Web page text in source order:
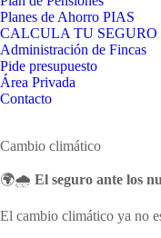
Planes de Ahorro PIAS
CALCULA TU SEGURO
Administración de Fincas
Pide presupuesto
Área Privada
Contacto
Cambio climático
🌍🌧️ El seguro ante los
El cambio climático ya no